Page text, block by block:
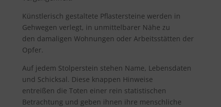
Künstlerisch gestaltete Pflastersteine werden in
Gehwegen verlegt, in unmittelbarer Nähe zu
den damaligen Wohnungen oder Arbeitsstätten der
Opfer.
Auf jedem Stolperstein stehen Name, Lebensdaten
und Schicksal. Diese knappen Hinweise
entreißen die Toten einer rein statistischen
Betrachtung und geben ihnen ihre menschliche